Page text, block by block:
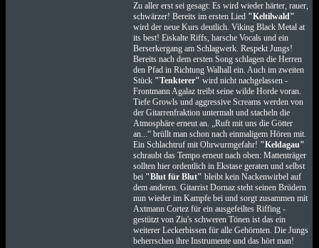
Zu aller erst sei gesagt: Es wird wieder härter, rauer,
schwärzer! Bereits im ersten Lied "Keltilwald"
wird der neue Kurs deutlich. Viking Black Metal at
its best! Eiskalte Riffs, harsche Vocals und ein
Berserkergang am Schlagwerk. Respekt Jungs!
Bereits nach dem ersten Song schlagen die Herren
den Pfad in Richtung Walhall ein. Auch im zweiten
Stück "Tenkterer" wird nicht nachgelassen -
Frontmann Agalaz treibt seine wilde Horde voran.
Tiefe Growls und aggressive Screams werden von
der Gitarrenfraktion untermalt und stacheln die
Atmosphäre erneut an. „Ruft mit uns die Götter
an...“ brüllt man schon nach einmaligem Hören mit.
Ein Schlachtruf mit Ohrwurmgefahr! "Keldagau"
schraubt das Tempo erneut nach oben: Mattenträger
sollten hier ordentlich in Ekstase geraten und selbst
bei "Blut für Blut" bleibt kein Nackenwirbel auf
dem anderen. Gitarrist Dornaz steht seinen Brüdern
nun wieder im Kampfe bei und sorgt zusammen mit
Axtmann Cortez für ein ausgefeiltes Riffing -
gestützt von Ziu's schweren Tönen ist das ein
weiterer Leckerbissen für alle Gehörnten. Die Jungs
beherrschen ihre Instrumente und das hört man!